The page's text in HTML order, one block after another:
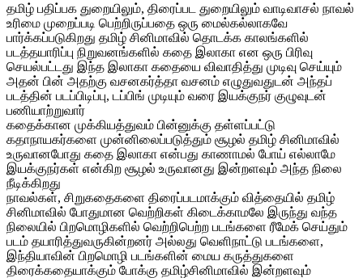
தமிழ் பதிப்பக துறையிலும், திரைப்பட துறையிலும் வாடிவாசல் நாவல்
உரிமை முறைப்படி பெற்றிருப்பதை ஒரு மைல்கல்லாகவே
பார்க்கப்படுகிறது தமிழ் சினிமாவில் தொடக்க காலங்களில்
படத்தயாரிப்பு நிறுவனங்களில் கதை இலாகா என ஒரு பிரிவு
செயல்பட்டது இந்த இலாகா கதையை விவாதித்து முடிவு செய்யும்
அதன் பின் அதற்கு வசனகர்த்தா வசனம் எழுதுவதுடன் அந்தப்
படத்தின் படப்பிடிப்பு, டப்பிங் முடியும் வரை இயக்குநர் குழுவுடன்
பணியாற்றுவார்
கதைக்கான முக்கியத்துவம் பின்னுக்கு தள்ளப்பட்டு
கதாநாயகர்களை முன்னிலைப்படுத்தும் சூழல் தமிழ் சினிமாவில்
உருவானபோது கதை இலாகா என்பது காணாமல் போய் எல்லாமே
இயக்குநர்கள் என்கிற சூழல் உருவானது இன்றளவும் அந்த நிலை
நீடிக்கிறது
நாவல்கள், சிறுகதைகளை திரைப்படமாக்கும் வித்தையில் தமிழ்
சினிமாவில் போதுமான வெற்றிகள் கிடைக்காமலே இருந்து வந்த
நிலையில் பிறமொழிகளில் வெற்றிபெற்ற படங்களை ரீமேக் செய்தும்
படம் தயாரித்துவருகின்றனர் அல்லது வெளிநாட்டு படங்களை,
இந்தியாவின் பிறமொழி படங்களின் மைய கருத்துகளை
திரைக்கதையாக்கும் போக்கு தமிழ்சினிமாவில் இன்றளவும்